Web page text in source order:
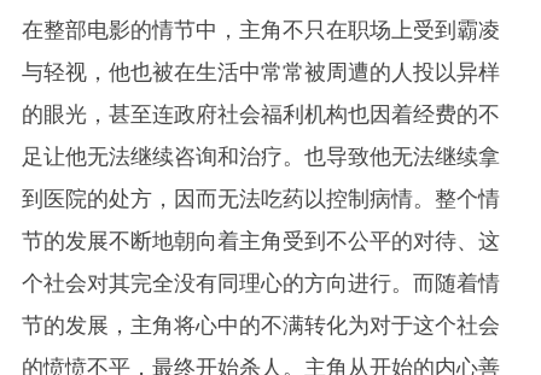
在整部电影的情节中，主角不只在职场上受到霸凌
与轻视，他也被在生活中常常被周遭的人投以异样
的眼光，甚至连政府社会福利机构也因着经费的不
足让他无法继续咨询和治疗。也导致他无法继续拿
到医院的处方，因而无法吃药以控制病情。整个情
节的发展不断地朝向着主角受到不公平的对待、这
个社会对其完全没有同理心的方向进行。而随着情
节的发展，主角将心中的不满转化为对于这个社会
的愤愤不平，最终开始杀人。主角从开始的内心善